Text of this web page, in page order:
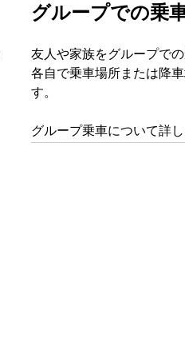
グループでの乗
友人や家族をグループで
各自で乗車場所または降
す。
グループ乗車について詳